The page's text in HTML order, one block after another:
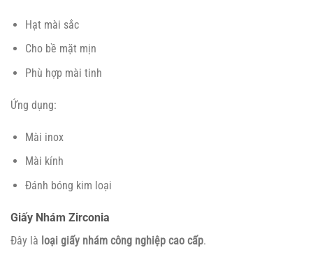
Hạt mài sắc
Cho bề mặt mịn
Phù hợp mài tinh
Ứng dụng:
Mài inox
Mài kính
Đánh bóng kim loại
Giấy Nhám Zirconia
Đây là loại giấy nhám công nghiệp cao cấp.